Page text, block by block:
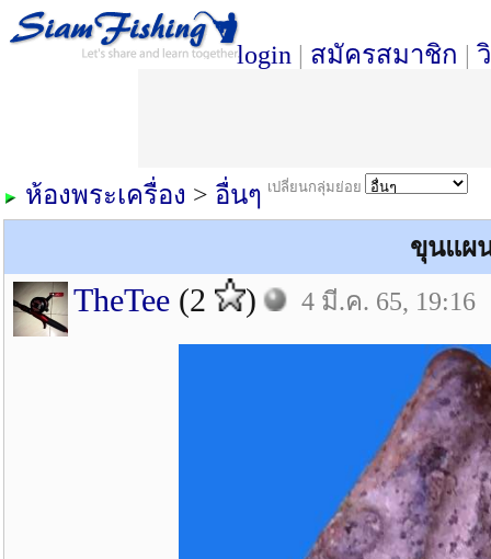
login | สมัครสมาชิก |
เปลี่ยนกลุ่มย่อย
ห้องพระเครื่อง > อื่นๆ
ขุนแผ
TheTee (2 ) 4 มี.ค. 65, 19:16